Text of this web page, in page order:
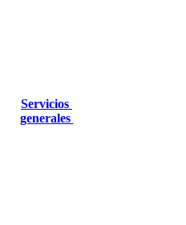
Servicios
generales